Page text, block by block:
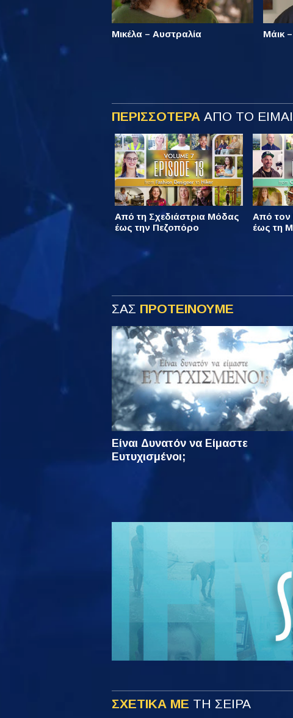
Μικέλα – Αυστραλία Μάικ
ΠΕΡΙΣΣΟΤΕΡΑ ΑΠΟ ΤΟ ΕΙΜΑΙ
Από τη Σχεδιάστρια Μόδας
έως την Πεζοπόρο
Από τον
έως τη
ΣΑΣ ΠΡΟΤΕΙΝΟΥΜΕ
Είναι Δυνατόν να Είμαστε
Ευτυχισμένοι;
ΣΧΕΤΙΚΑ ΜΕ ΤΗ ΣΕΙΡΑ